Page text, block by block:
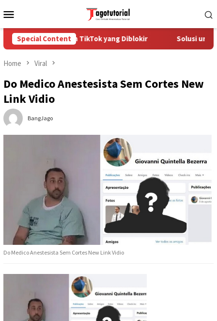
to
Menu
Special Content
Mengatasi Akun TikTok yang Diblokir Solusi untuk
Home Viral
Do Medico Anestesista Sem Cortes New
Link Vidio
BangJago
Do Medico Anestesista Sem Cortes New Link Vidio